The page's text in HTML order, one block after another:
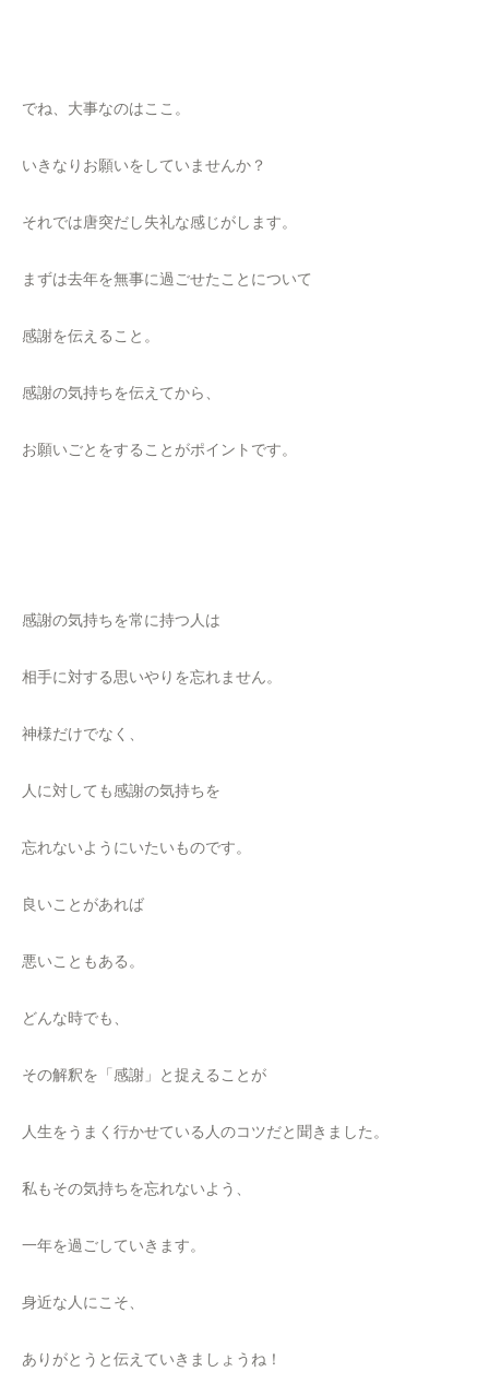
でね、大事なのはここ。
いきなりお願いをしていませんか？
それでは唐突だし失礼な感じがします。
まずは去年を無事に過ごせたことについて
感謝を伝えること。
感謝の気持ちを伝えてから、
お願いごとをすることがポイントです。
感謝の気持ちを常に持つ人は
相手に対する思いやりを忘れません。
神様だけでなく、
人に対しても感謝の気持ちを
忘れないようにいたいものです。
良いことがあれば
悪いこともある。
どんな時でも、
その解釈を「感謝」と捉えることが
人生をうまく行かせている人のコツだと聞きました。
私もその気持ちを忘れないよう、
一年を過ごしていきます。
身近な人にこそ、
ありがとうと伝えていきましょうね！